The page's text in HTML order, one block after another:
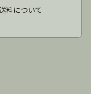
料について